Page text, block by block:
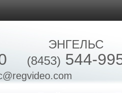
ЭНГЕЛЬС
(8453) 544-